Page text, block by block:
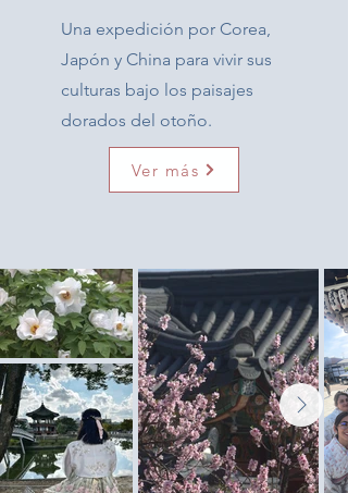
Una expedición por Corea,
Japón y China para vivir sus
culturas bajo los paisajes
dorados del otoño.
Ver más